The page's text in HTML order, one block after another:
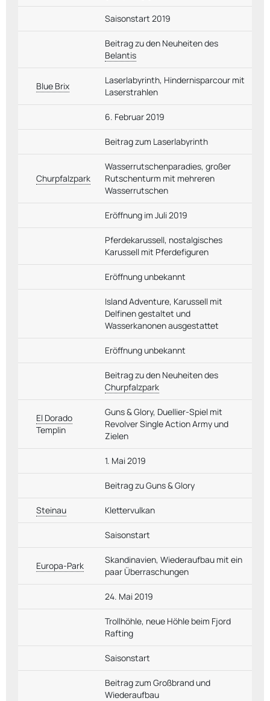
Saisonstart 2019
Beitrag zu den Neuheiten des
Belantis
Blue Brix
Laserlabyrinth, Hindernisparcour mit
Laserstrahlen
6. Februar 2019
Beitrag zum Laserlabyrinth
Churpfalzpark
Wasserrutschenparadies, großer
Rutschenturm mit mehreren
Wasserrutschen
Eröffnung im Juli 2019
Pferdekarussell, nostalgisches
Karussell mit Pferdefiguren
Eröffnung unbekannt
Island Adventure, Karussell mit
Delfinen gestaltet und
Wasserkanonen ausgestattet
Eröffnung unbekannt
Beitrag zu den Neuheiten des
Churpfalzpark
El Dorado
Templin
Guns & Glory, Duellier-Spiel mit
Revolver Single Action Army und
Zielen
1. Mai 2019
Beitrag zu Guns & Glory
Steinau Klettervulkan
Saisonstart
Europa-Park
Skandinavien, Wiederaufbau mit ein
paar Überraschungen
24. Mai 2019
Trollhöhle, neue Höhle beim Fjord
Rafting
Saisonstart
Beitrag zum Großbrand und
Wiederaufbau